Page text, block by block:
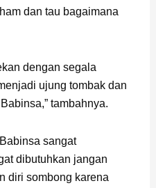
dan tau bagaimana
dengan segala
ujung tombak dan
tambahnya.
sangat
dibutuhkan jangan
diri sombong karena